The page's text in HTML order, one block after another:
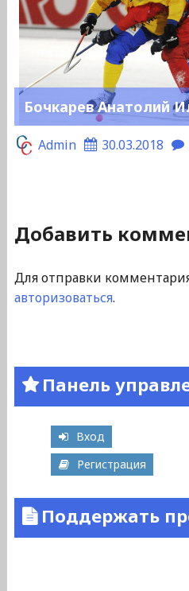
Бочкарев Анатолий
Admin 30.03.2018
Добавить
Для отправки
авторизоваться.
Панель
Вход
Регистрация
Поддержать